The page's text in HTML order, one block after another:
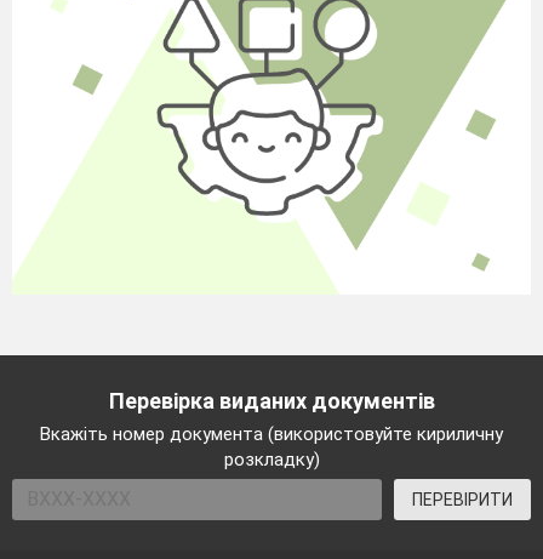
Перевірка виданих документів
Вкажіть номер документа (використовуйте кириличну
розкладку)
ПЕРЕВІРИТИ